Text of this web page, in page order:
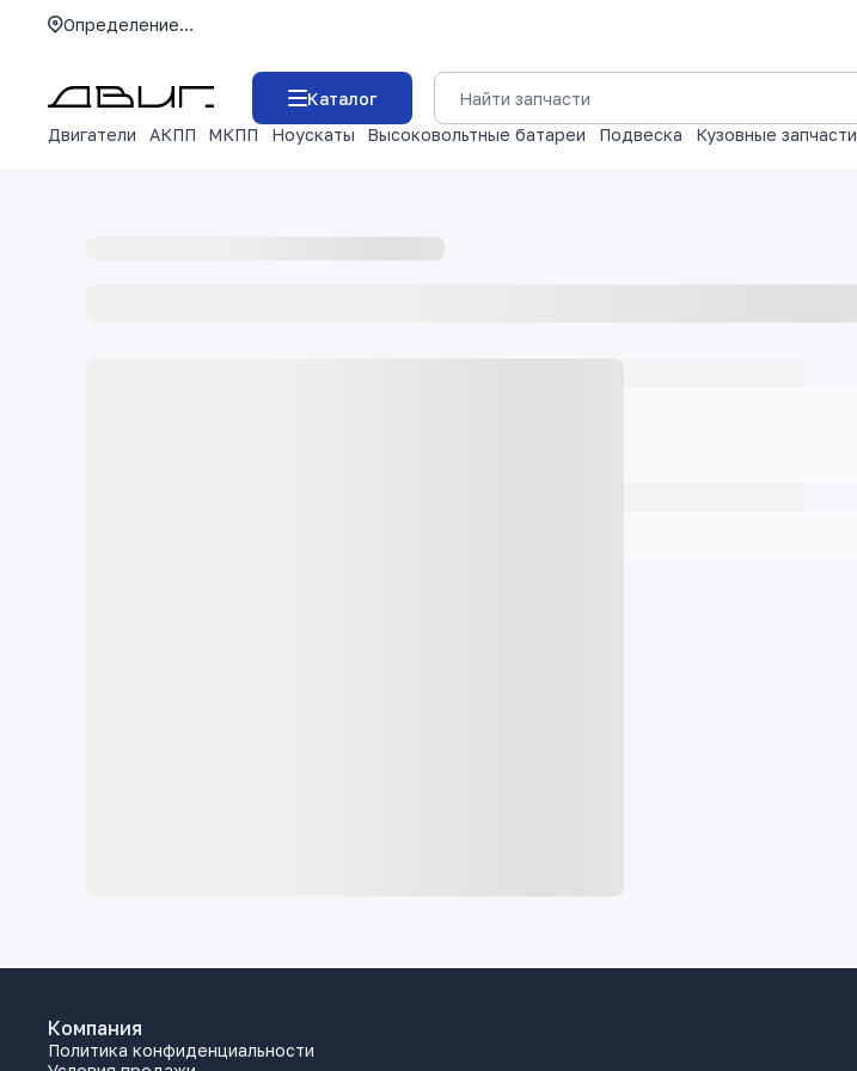
Определение...
Каталог
Двигатели
АКПП МКПП Ноускаты Высоковольтные батареи Подвеска Кузовные запчасти
Компания
Политика конфиденциальности